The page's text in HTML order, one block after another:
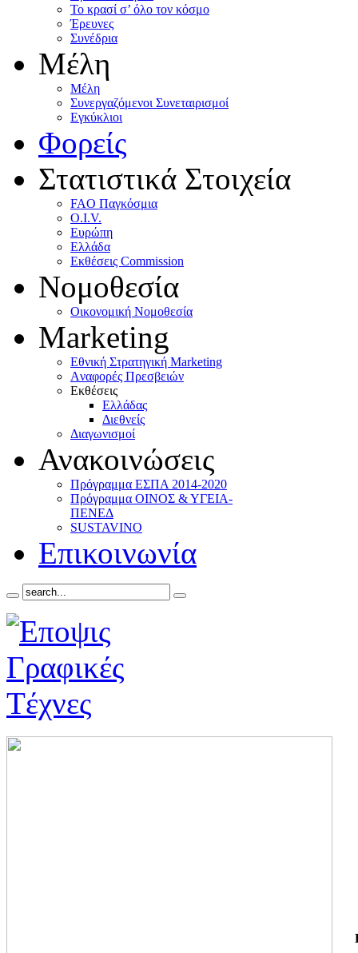
To κρασί σ’ όλο τον κόσμο
Έρευνες
Συνέδρια
Μέλη
Mέλη
Συνεργαζόμενοι Συνεταιρισμοί
Εγκύκλιοι
Φορείς
Στατιστικά Στοιχεία
FAO Παγκόσμια
O.I.V.
Ευρώπη
Ελλάδα
Eκθέσεις Commission
Νομοθεσία
Οικονομική Νομοθεσία
Marketing
Eθνική Στρατηγική Marketing
Aναφορές Πρεσβειών
Eκθέσεις
Eλλάδας
Διεθνείς
Διαγωνισμοί
Ανακοινώσεις
Πρόγραμμα ΕΣΠΑ 2014-2020
Πρόγραμμα ΟΙΝΟΣ & ΥΓΕΙΑ-
ΠΕΝΕΔ
SUSTAVINO
Επικοινωνία